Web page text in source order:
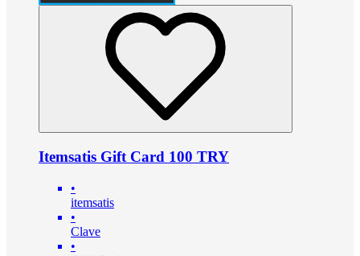
Itemsatis Gift Card 100 TRY
•
itemsatis
•
Clave
•